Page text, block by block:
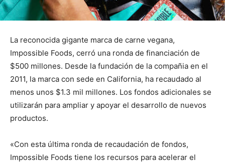
La reconocida gigante marca de carne vegana,
Impossible Foods, cerró una ronda de financiación de
$500 millones. Desde la fundación de la compañia en el
2011, la marca con sede en California, ha recaudado al
menos unos $1.3 mil millones. Los fondos adicionales se
utilizarán para ampliar y apoyar el desarrollo de nuevos
productos.
«Con esta última ronda de recaudación de fondos,
Impossible Foods tiene los recursos para acelerar el